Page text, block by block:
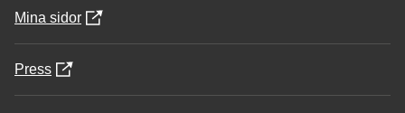
Mina sidor
Press